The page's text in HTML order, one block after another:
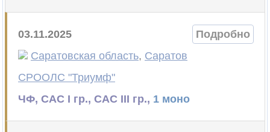
03.11.2025
Подробно
Саратовская область, Саратов
СРООЛС "Триумф"
ЧФ, САС I гр., САС III гр., 1 моно